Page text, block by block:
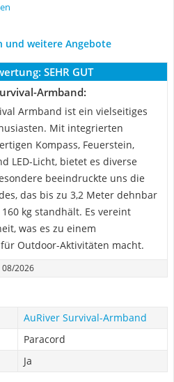
und weitere Angebote
SEHR GUT
Armband:
Armband ist ein vielseitiges
Mit integrierten
Kompass, Feuerstein,
LED-Licht, bietet es diverse
beeindruckte uns die
das bis zu 3,2 Meter dehnbar
kg standhält. Es vereint
was es zu einem
Outdoor-Aktivitäten macht.
08/2026
AuRiver Survival-Armband
Paracord
Ja